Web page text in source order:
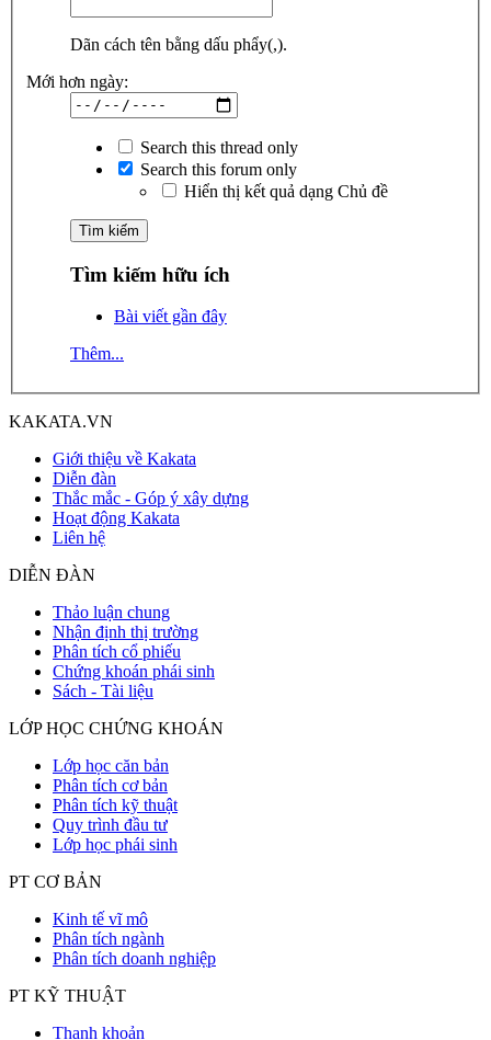
Dãn cách tên bằng dấu phẩy(,).
Mới hơn ngày:
Search this thread only
Search this forum only
Hiển thị kết quả dạng Chủ đề
Tìm kiếm hữu ích
Bài viết gần đây
Thêm...
KAKATA.VN
Giới thiệu về Kakata
Diễn đàn
Thắc mắc - Góp ý xây dựng
Hoạt động Kakata
Liên hệ
DIỄN ĐÀN
Thảo luận chung
Nhận định thị trường
Phân tích cổ phiếu
Chứng khoán phái sinh
Sách - Tài liệu
LỚP HỌC CHỨNG KHOÁN
Lớp học căn bản
Phân tích cơ bản
Phân tích kỹ thuật
Quy trình đầu tư
Lớp học phái sinh
PT CƠ BẢN
Kinh tế vĩ mô
Phân tích ngành
Phân tích doanh nghiệp
PT KỸ THUẬT
Thanh khoản